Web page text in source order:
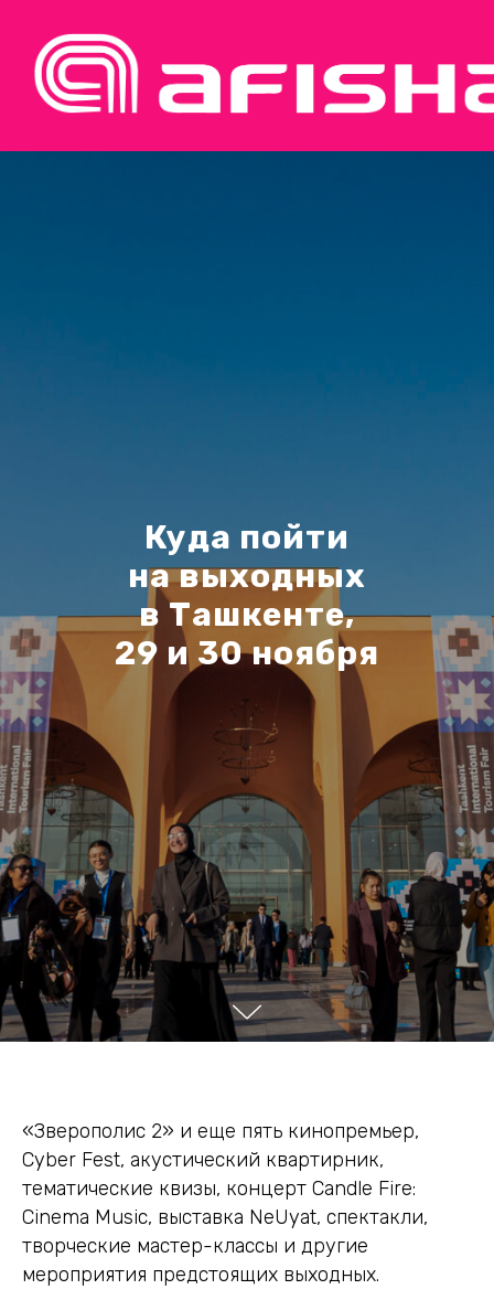
Куда пойти
на выходных
в Ташкенте,
29 и 30 ноября
«Зверополис 2» и еще пять кинопремьер,
Cyber Fest, акустический квартирник,
тематические квизы, концерт Candle Fire:
Cinema Music, выставка NeUyat, спектакли,
творческие мастер-классы и другие
мероприятия предстоящих выходных.